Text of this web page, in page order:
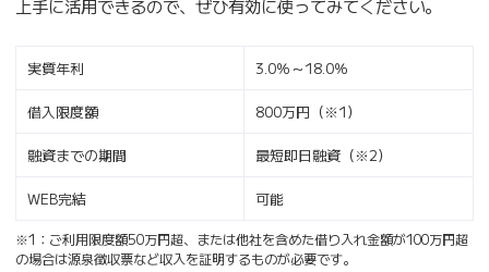
上手に活用できるので、ぜひ有効に使ってみてください。
実質年利 3.0％～18.0％
借入限度額 800万円（※1）
融資までの期間 最短即日融資（※2）
WEB完結 可能
※1：ご利用限度額50万円超、または他社を含めた借り入れ金額が100万円超
の場合は源泉徴収票など収入を証明するものが必要です。